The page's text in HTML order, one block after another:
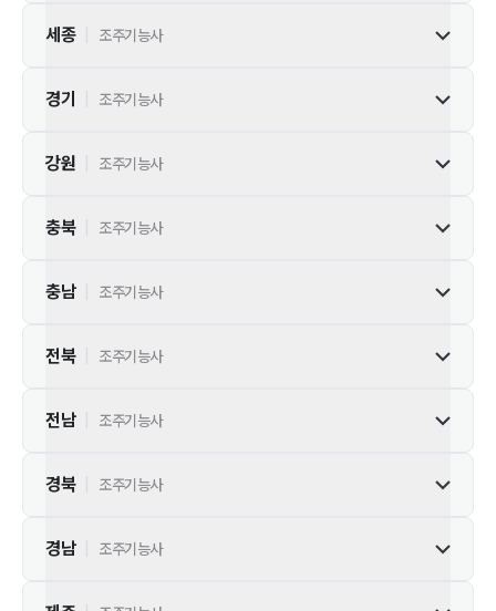
세종 조주기능사
경기 조주기능사
강원 조주기능사
충북 조주기능사
충남 조주기능사
전북 조주기능사
전남 조주기능사
경북 조주기능사
경남 조주기능사